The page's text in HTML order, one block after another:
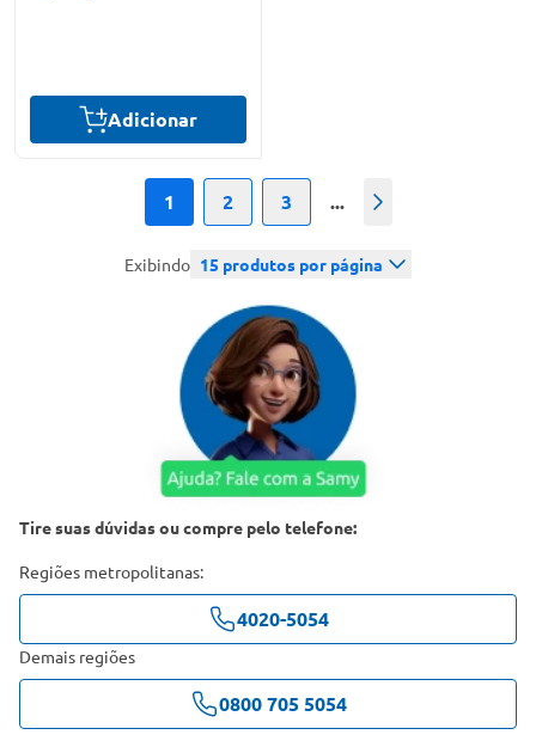
Adicionar
1 2 3 ... Próximo
Exibindo 15 produtos por página
Tire suas dúvidas ou compre pelo telefone:
Regiões metropolitanas:
4020-5054
Demais regiões
0800 705 5054